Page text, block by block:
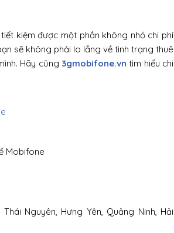
kiệm được một phần không nhỏ chi phí
sẽ không phải lo lắng về tình trạng thuê
Hãy cũng 3gmobifone.vn tìm hiểu chi
Mobifone
Nguyên, Hưng Yên, Quảng Ninh, Hải